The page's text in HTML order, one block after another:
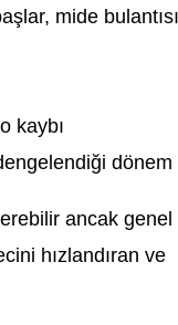
mide bulantısı
kaybı
dönem
ancak genel
hızlandıran ve